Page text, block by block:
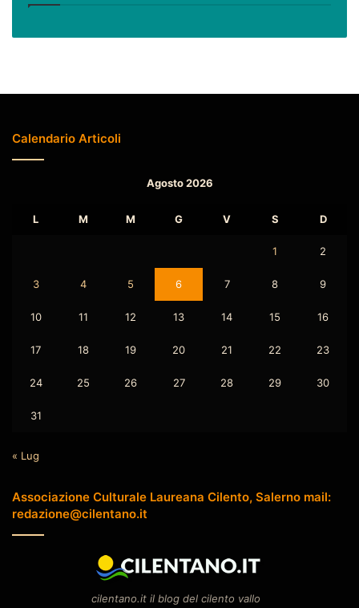
Calendario Articoli
Agosto 2026
L M M G V S D
1 2
3 4 5 6 7 8 9
10 11 12 13 14 15 16
17 18 19 20 21 22 23
24 25 26 27 28 29 30
31
« Lug
Associazione Culturale Laureana Cilento, Salerno mail:
redazione@cilentano.it
cilentano.it il blog del cilento vallo